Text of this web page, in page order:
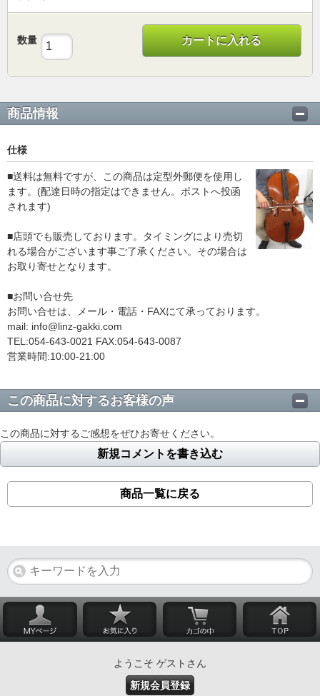
数量 カートに入れる
商品情報
仕様
■送料は無料ですが、この商品は定型外郵便を使用し
ます。(配達日時の指定はできません。ポストへ投函
されます)
■店頭でも販売しております。タイミングにより売切
れる場合がございます事ご了承ください。その場合は
お取り寄せとなります。
■お問い合せ先
お問い合せは、メール・電話・FAXにて承っております。
mail: info@linz-gakki.com
TEL:054-643-0021 FAX:054-643-0087
営業時間:10:00-21:00
この商品に対するお客様の声
この商品に対するご感想をぜひお寄せください。
新規コメントを書き込む
商品一覧に戻る
ようこそ ゲストさん
新規会員登録